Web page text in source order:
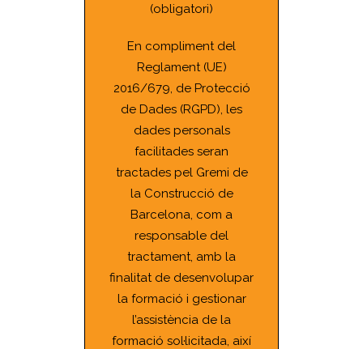
(obligatori)
En compliment del
Reglament (UE)
2016/679, de Protecció
de Dades (RGPD), les
dades personals
facilitades seran
tractades pel Gremi de
la Construcció de
Barcelona, com a
responsable del
tractament, amb la
finalitat de desenvolupar
la formació i gestionar
l’assistència de la
formació sol·licitada, així